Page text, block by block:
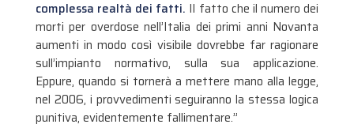
complessa realtà dei fatti. Il fatto che il numero dei
morti per overdose nell’Italia dei primi anni Novanta
aumenti in modo così visibile dovrebbe far ragionare
sull’impianto normativo, sulla sua applicazione.
Eppure, quando si tornerà a mettere mano alla legge,
nel 2006, i provvedimenti seguiranno la stessa logica
punitiva, evidentemente fallimentare.”